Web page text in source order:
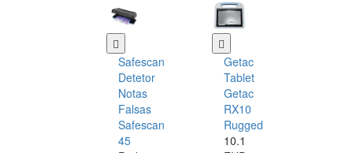
Safescan
Detetor
Notas
Falsas
Safescan
45
Getac
Tablet
Getac
RX10
Rugged
10.1